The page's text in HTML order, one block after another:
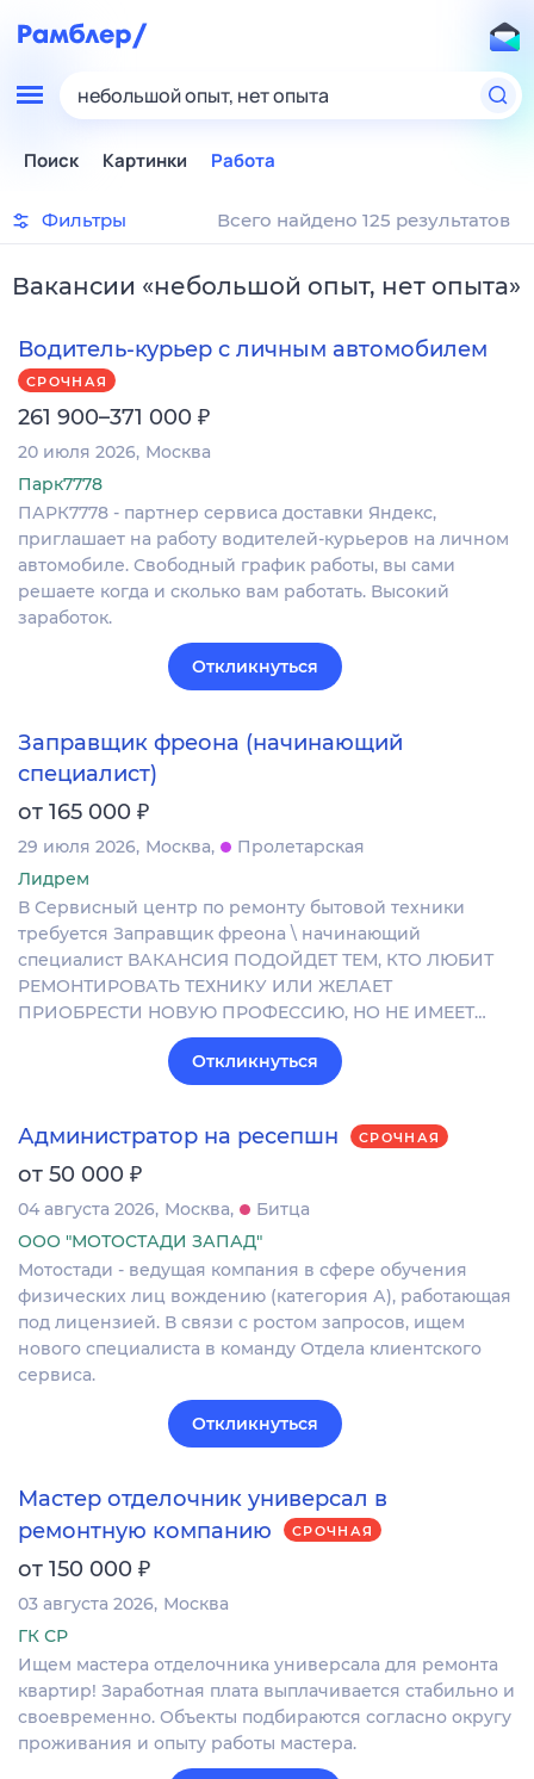
небольшой опыт, нет опыта
Поиск Картинки Работа
Фильтры Всего найдено 125 результатов
Вакансии «небольшой опыт, нет опыта»
Водитель-курьер с личным автомобилем
СРОЧНАЯ
261 900–371 000 ₽
20 июля 2026 Москва
Парк7778
ПАРК7778 - партнер сервиса доставки Яндекс,
приглашает на работу водителей-курьеров на личном
автомобиле. Свободный график работы, вы сами
решаете когда и сколько вам работать. Высокий
заработок.
Откликнуться
Заправщик фреона (начинающий
специалист)
от 165 000 ₽
29 июля 2026 Москва
Пролетарская
Лидрем
В Сервисный центр по ремонту бытовой техники
требуется Заправщик фреона \ начинающий
специалист ВАКАНСИЯ ПОДОЙДЕТ ТЕМ, КТО ЛЮБИТ
РЕМОНТИРОВАТЬ ТЕХНИКУ ИЛИ ЖЕЛАЕТ
ПРИОБРЕСТИ НОВУЮ ПРОФЕССИЮ, НО НЕ ИМЕЕТ…
Откликнуться
Администратор на ресепшн СРОЧНАЯ
от 50 000 ₽
04 августа 2026 Москва
Битца
ООО "МОТОСТАДИ ЗАПАД"
Мотостади - ведущая компания в сфере обучения
физических лиц вождению (категория А), работающая
под лицензией. В связи с ростом запросов, ищем
нового специалиста в команду Отдела клиентского
сервиса.
Откликнуться
Мастер отделочник универсал в
ремонтную компанию
СРОЧНАЯ
от 150 000 ₽
03 августа 2026 Москва
ГК СР
Ищем мастера отделочника универсала для ремонта
квартир! Заработная плата выплачивается стабильно и
своевременно. Объекты подбираются согласно округу
проживания и опыту работы мастера.